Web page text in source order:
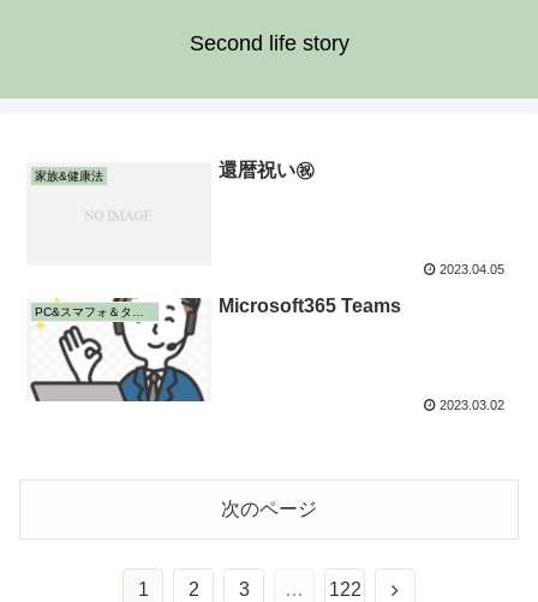
Second life story
家族&健康法 還暦祝い㊗️
2023.04.05
Microsoft365 Teams
2023.03.02
次のページ
1 2 3 … 122
次